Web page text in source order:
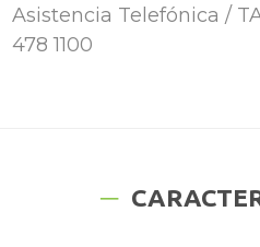
Asistencia Telefónica /
478 1100